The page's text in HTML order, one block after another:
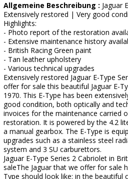
Allgemeine Beschreibung : Jaguar
Extensively restored | Very good
Highlights:
- Photo report of the restoration
- Extensive maintenance history
- British Racing Green paint
- Tan leather upholstery
- Various technical upgrades
Extensively restored Jaguar E-Type
offer for sale this beautiful Jaguar E-
1970. This E-Type has been
good condition, both optically and
invoices for the maintenance carried
restoration. It is powered by the 4.2
a manual gearbox. The E-Type is
upgrades such as a stainless steel
system and 3 SU carburettors.
Jaguar E-Type Series 2 Cabriolet in
saleThe Jaguar that we offer for sale
Type should look like: in the beautiful